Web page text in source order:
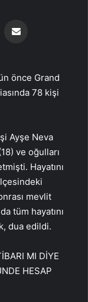
önce Grand
78 kişi
Ayşe Neva
ve oğulları
Hayatını
mevlit
tüm hayatını
dua edildi.
MI DİYE
HESAP